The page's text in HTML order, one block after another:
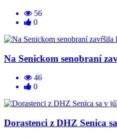
56
0
Na Senickom senobraní
46
0
Dorastenci z DHZ Senica